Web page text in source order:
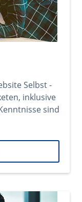
Selbst -
inklusive
sind